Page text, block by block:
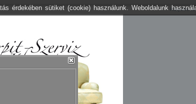
Kárpitos
érdekében sütiket (cookie) használunk. Weboldalunk